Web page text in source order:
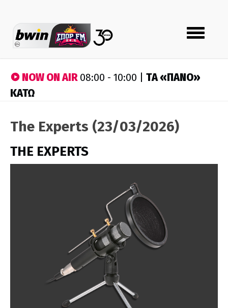
Toggle
navigation
NOW ON AIR08:00 - 10:00 | ΤA «ΠΑΝΟ»
ΚΑΤΩ
The Experts (23/03/2026)
THE EXPERTS